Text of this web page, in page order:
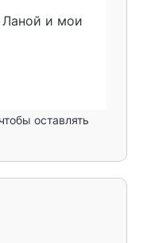
и мои
оставлять